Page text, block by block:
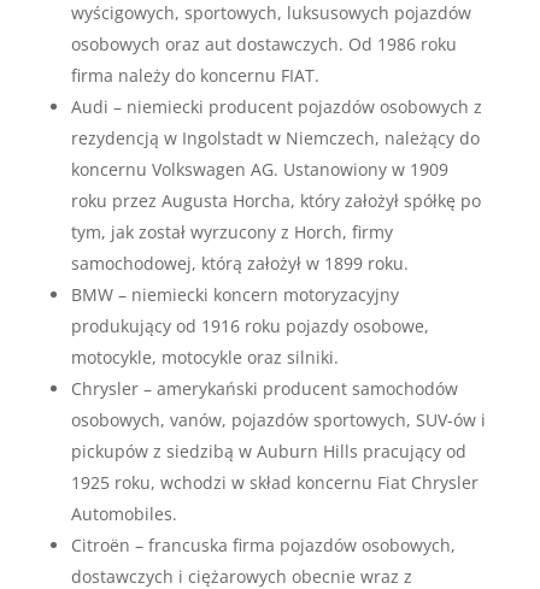
wyścigowych, sportowych, luksusowych pojazdów
osobowych oraz aut dostawczych. Od 1986 roku
firma należy do koncernu FIAT.
Audi – niemiecki producent pojazdów osobowych z
rezydencją w Ingolstadt w Niemczech, należący do
koncernu Volkswagen AG. Ustanowiony w 1909
roku przez Augusta Horcha, który założył spółkę po
tym, jak został wyrzucony z Horch, firmy
samochodowej, którą założył w 1899 roku.
BMW – niemiecki koncern motoryzacyjny
produkujący od 1916 roku pojazdy osobowe,
motocykle, motocykle oraz silniki.
Chrysler – amerykański producent samochodów
osobowych, vanów, pojazdów sportowych, SUV-ów i
pickupów z siedzibą w Auburn Hills pracujący od
1925 roku, wchodzi w skład koncernu Fiat Chrysler
Automobiles.
Citroën – francuska firma pojazdów osobowych,
dostawczych i ciężarowych obecnie wraz z